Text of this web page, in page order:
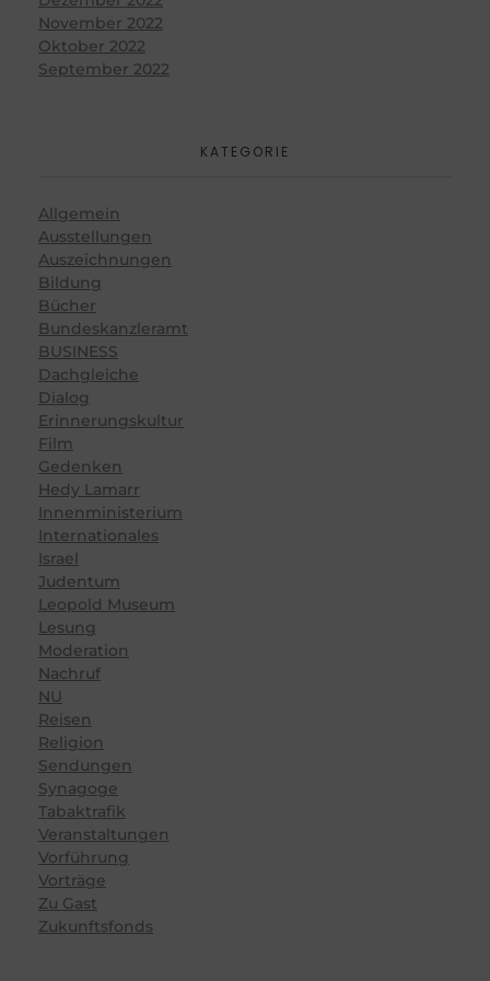
November 2022
Oktober 2022
September 2022
KATEGORIE
Allgemein
Ausstellungen
Auszeichnungen
Bildung
Bücher
Bundeskanzleramt
BUSINESS
Dachgleiche
Dialog
Erinnerungskultur
Film
Gedenken
Hedy Lamarr
Innenministerium
Internationales
Israel
Judentum
Leopold Museum
Lesung
Moderation
Nachruf
NU
Reisen
Religion
Sendungen
Synagoge
Tabaktrafik
Veranstaltungen
Vorführung
Vorträge
Zu Gast
Zukunftsfonds